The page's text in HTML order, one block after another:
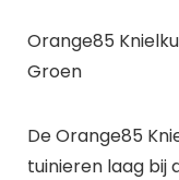
Orange85
Groen
De Orange85
tuinieren laag bij